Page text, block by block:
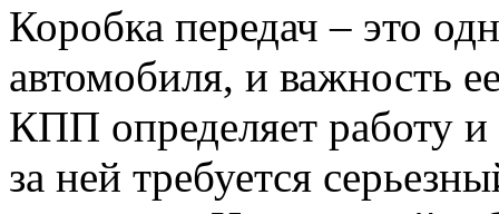
Коробка передач – это
автомобиля, и важность
КПП определяет работу и
за ней требуется